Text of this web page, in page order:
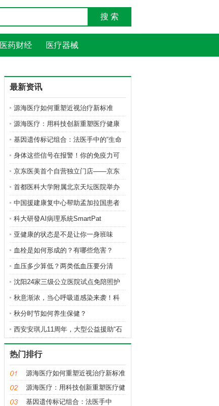
搜 索
医药财经 医疗器械
最新资讯
源海医疗如何重塑近视治疗新标准
源海医疗：用科技创新重塑医疗健康
服务
基因遗传标记组合：法医手中的“生命
密
身体这些信号在报警！你的免疫力可
能已
京东医美首个自营独立门店——京东
医美
首都医科大学附属北京天坛医院举办
骨科
中国援建康复中心帮助孟加拉国患者
重拾
科大研發AI病理系統SmartPat
亚健康的状态是不是让你一身班味
儿？
血栓是如何形成的？有哪些危害？
血压多少算低？两类低血压要分清
沈阳24家三级公立医院试点免陪照护
秋意渐浓，当心呼吸道感染来袭！科
学调
秋分时节如何养生保健？
西安安琪儿11周年，大型公益援助“石
热门排行
源海医疗如何重塑近视治疗新标准
源海医疗：用科技创新重塑医疗健
康服务
基因遗传标记组合：法医手中